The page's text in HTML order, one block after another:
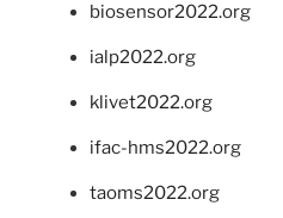
biosensor2022.org
ialp2022.org
klivet2022.org
ifac-hms2022.org
taoms2022.org